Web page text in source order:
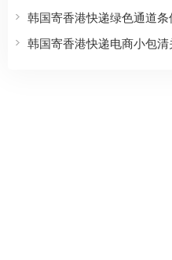
韩国寄香港快递绿色通道条
韩国寄香港快递电商小包清